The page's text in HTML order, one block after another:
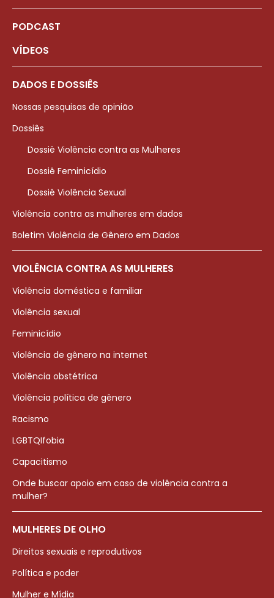
PODCAST
VÍDEOS
DADOS E DOSSIÊS
Nossas pesquisas de opinião
Dossiês
Dossiê Violência contra as Mulheres
Dossiê Feminicídio
Dossiê Violência Sexual
Violência contra as mulheres em dados
Boletim Violência de Gênero em Dados
VIOLÊNCIA CONTRA AS MULHERES
Violência doméstica e familiar
Violência sexual
Feminicídio
Violência de gênero na internet
Violência obstétrica
Violência política de gênero
Racismo
LGBTQIfobia
Capacitismo
Onde buscar apoio em caso de violência contra a
mulher?
MULHERES DE OLHO
Direitos sexuais e reprodutivos
Política e poder
Mulher e Mídia